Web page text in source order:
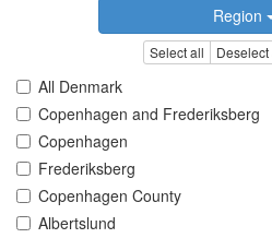
Region
Select all Deselect
All Denmark
Copenhagen and Frederiksberg
Copenhagen
Frederiksberg
Copenhagen County
Albertslund